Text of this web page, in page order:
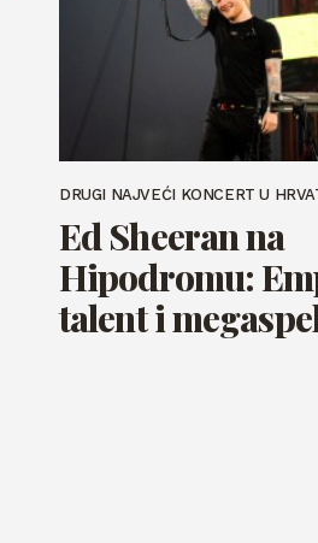
DRUGI NAJVEĆI KONCERT U
Ed Sheeran na
Hipodromu:
talent i